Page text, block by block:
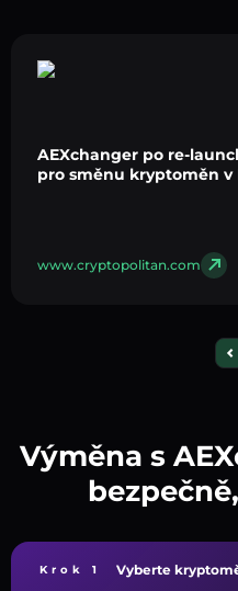
AEXchanger po re-
pro směnu kryptoměn v
www.cryptopolitan.com
Výměna s
Krok 1 Vyberte